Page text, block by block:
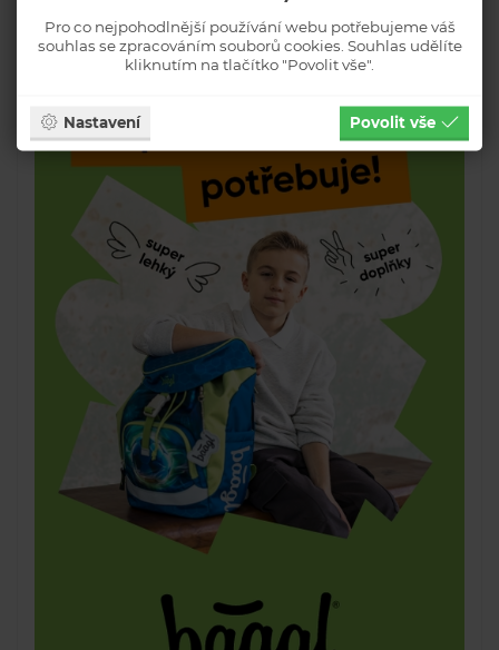
Pro co nejpohodlnější používání webu potřebujeme váš
souhlas se zpracováním souborů cookies. Souhlas udělíte
kliknutím na tlačítko "Povolit vše".
Nastavení Povolit vše